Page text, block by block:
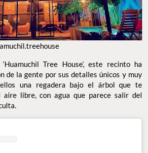
Tree House’, este recinto ha
de la gente por sus detalles únicos y muy
una regadera bajo el árbol que te
aire libre, con agua que parece salir del